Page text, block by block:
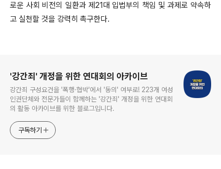
로운 사회 비전의 일환과 제21대 입법부의 책임 및 과제로 약속하
고 실천할 것을 강력히 촉구한다.
'강간죄' 개정을 위한 연대회의 아카이브
강간죄 구성요건을 '폭행·협박'에서 '동의' 여부로! 223개 여성
인권단체와 전문가들이 함께하는 '강간죄' 개정을 위한 연대회
의 활동 아카이브를 위한 블로그입니다.
구독하기